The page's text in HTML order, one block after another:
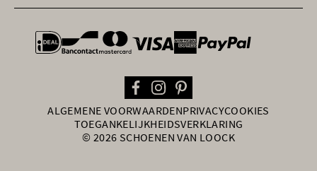
general.paymentOptions
ALGEMENE VOORWAARDENPRIVACYCOOKIES
TOEGANKELIJKHEIDSVERKLARING
© 2026 SCHOENEN VAN LOOCK